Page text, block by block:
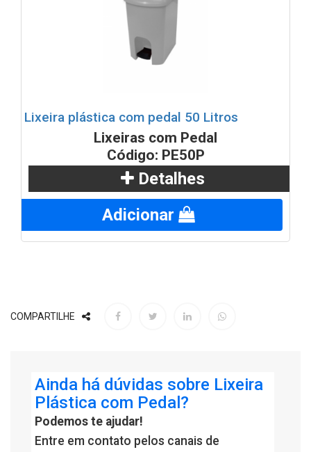
Lixeira plástica com pedal 50 Litros
Lixeiras com Pedal
Código: PE50P
Detalhes
Adicionar
COMPARTILHE
Ainda há dúvidas sobre Lixeira
Plástica com Pedal?
Podemos te ajudar!
Entre em contato pelos canais de